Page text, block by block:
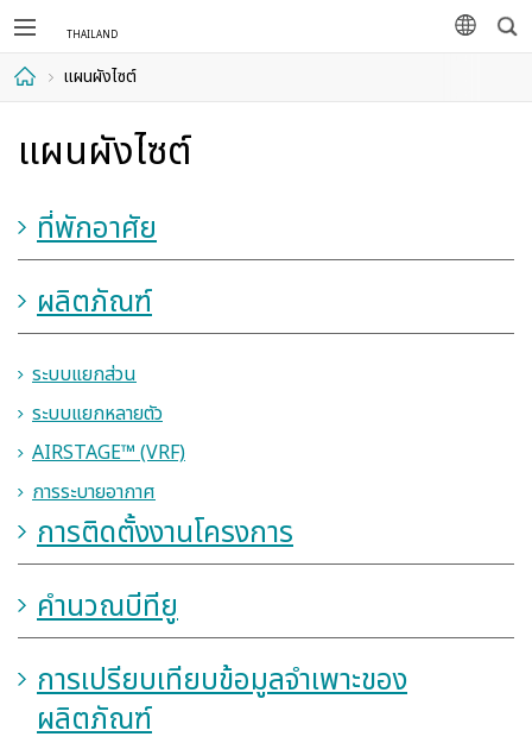
ภาษาค้น
แรก
แผนผังไซต์
แผนผังไซต์
ที่พักอาศัย
ผลิตภัณฑ์
ระบบแยกส่วน
ระบบแยกหลายตัว
AIRSTAGE™ (VRF)
การระบายอากาศ
การติดตั้งงานโครงการ
คำนวณบีทียู
การเปรียบเทียบข้อมูลจำเพาะของ
ผลิตภัณฑ์